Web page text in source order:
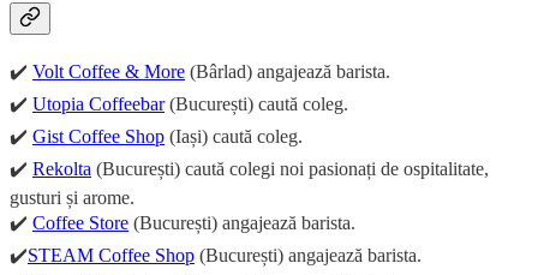
✔️ Volt Coffee & More (Bârlad) angajează barista.
✔️ Utopia Coffeebar(București) caută coleg.
✔️ Gist Coffee Shop (Iași) caută coleg.
✔️ Rekolta (București) caută colegi noi pasionați de ospitalitate,
gusturi și arome.
✔️ Coffee Store (București) angajează barista.
✔️STEAM Coffee Shop (București) angajează barista.